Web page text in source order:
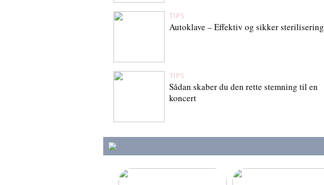
TIPS
Autoklave – Effektiv og sikker sterilisering
TIPS
Sådan skaber du den rette stemning til en
koncert